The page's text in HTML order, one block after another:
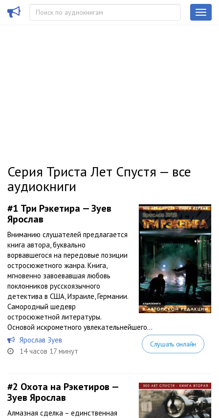
Серия Триста Лет Спустя — все
аудиокниги
#1 Три Рэкетира — Зуев
Ярослав
Вниманию слушателей предлагается
книга автора, буквально
ворвавшегося на передовые позиции
остросюжетного жанра. Книга,
мгновенно завоевавшая любовь
поклонников русскоязычного
детектива в США, Израиле, Германии.
Самородный шедевр
остросюжетной литературы.
Основой искрометного увлекательнейшего...
Ярослав Зуев
14 часов 17 минут
Слушать онлайн
#2 Охота на Рэкетиров —
Зуев Ярослав
Алмазная сделка – единственная